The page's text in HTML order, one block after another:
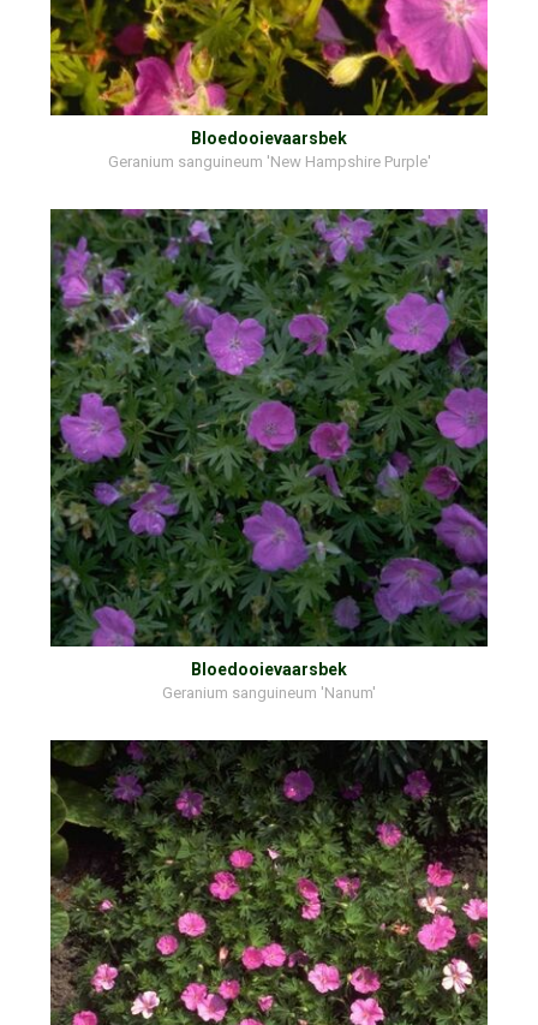
Bloedooievaarsbek
Geranium sanguineum 'New Hampshire Purple'
Bloedooievaarsbek
Geranium sanguineum 'Nanum'